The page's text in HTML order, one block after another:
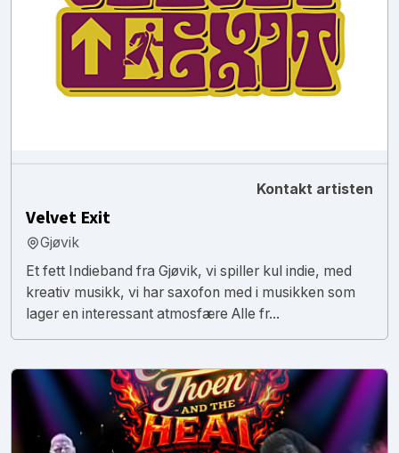
Kontakt artisten
Velvet Exit
Gjøvik
Et fett Indieband fra Gjøvik, vi spiller kul indie, med
kreativ musikk, vi har saxofon med i musikken som
lager en interessant atmosfære Alle fr...